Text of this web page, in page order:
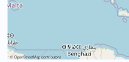
©OpenStreetMapcontributors